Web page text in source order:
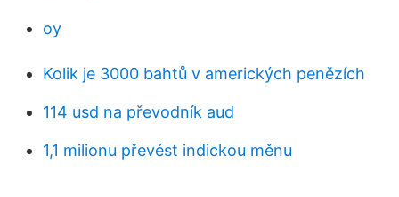
oy
Kolik je 3000 bahtů v amerických penězích
114 usd na převodník aud
1,1 milionu převést indickou měnu